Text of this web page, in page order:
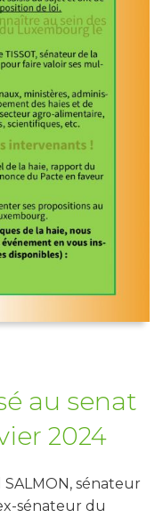
au senat
2024
sénateur
sénateur du